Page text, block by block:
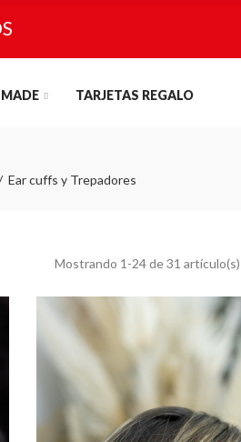
TARJETAS REGALO
Ear cuffs y Trepadores
Mostrando 1-24 de 31 artículo(s)